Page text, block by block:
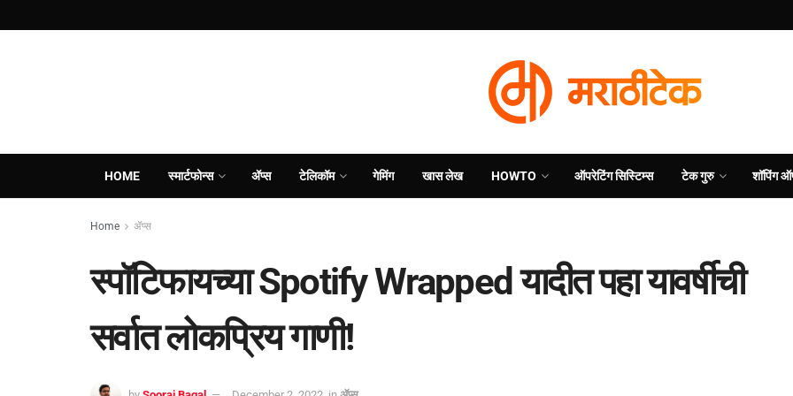
HOME स्मार्टफोन्स ॲप्स टेलिकॉम गेमिंग खास लेख HOWTO ऑपरेटिंग सिस्टिम्स टेक गुरु शॉपिंग
Home ॲप्स
स्पॉटिफायच्या Spotify Wrapped यादीत पहा यावर्षीची
सर्वात लोकप्रिय गाणी!